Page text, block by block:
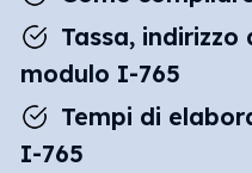
Tassa,
modulo I-765
Tempi di
I-765